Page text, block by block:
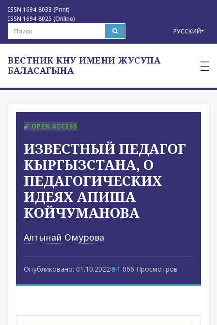
ISSN 1694-8033 (Print)
ISSN 1694-8025 (Online)
РУССКИЙ
ВЕСТНИК КНУ ИМЕНИ ЖУСУПА
БАЛАСАГЫНА
—
—
—
OPEN ACCESS
ИЗВЕСТНЫЙ ПЕДАГОГ
КЫРГЫЗСТАНА, О
ПЕДАГОГИЧЕСКИХ
ИДЕЯХ АПИША
КОЙЧУМАНОВА
Алтынай Омурова
Опубликовано: 01.10.2022 1 066 Просмотров